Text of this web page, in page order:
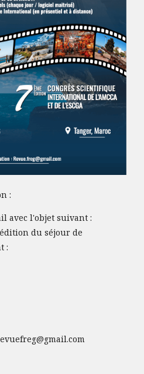
:
avec l'objet suivant :
du séjour de
: